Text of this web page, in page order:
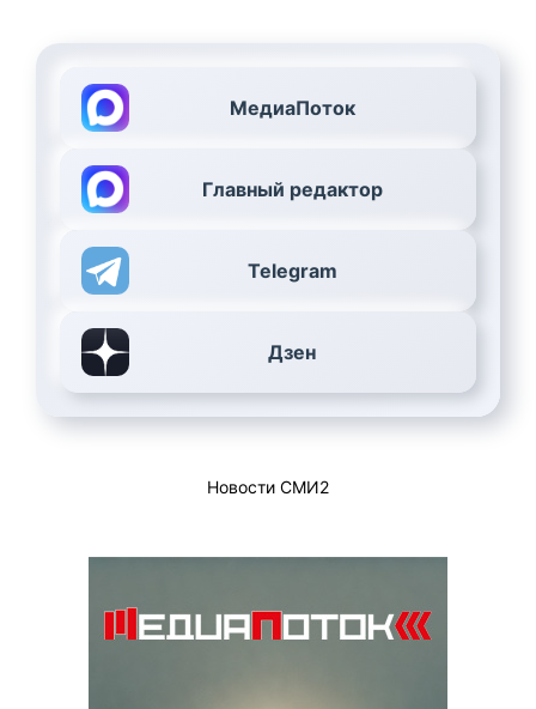
МедиаПоток
Главный редактор
Telegram
Дзен
Новости СМИ2